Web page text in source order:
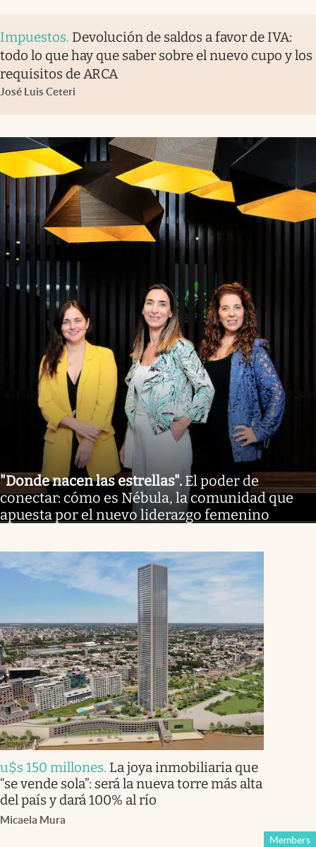
Impuestos. Devolución de saldos a favor de IVA:
todo lo que hay que saber sobre el nuevo cupo y los
requisitos de ARCA
José Luis Ceteri
"Donde nacen las estrellas". El poder de
conectar: cómo es Nébula, la comunidad que
apuesta por el nuevo liderazgo femenino
u$s 150 millones. La joya inmobiliaria que
“se vende sola”: será la nueva torre más alta
del país y dará 100% al río
Micaela Mura
Members